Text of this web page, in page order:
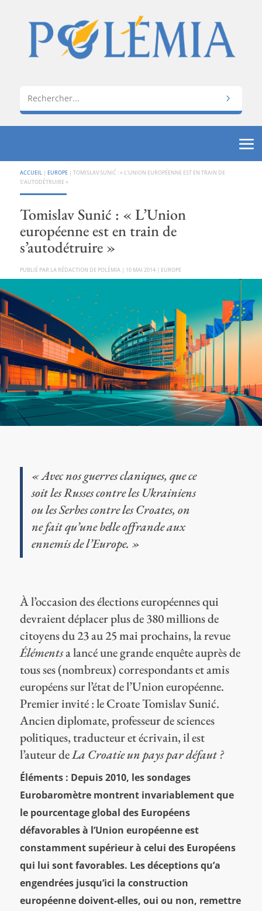
ACCUEIL | EUROPE| TOMISLAV SUNIĆ : « L’UNION EUROPÉENNE EST EN TRAIN DE
S’AUTODÉTRUIRE »
Tomislav Sunić : « L’Union
européenne est en train de
s’autodétruire »
PAR LA RÉDACTION DE POLÉMIA | 10 MAI 2014| EUROPE
« Avec nos guerres claniques, que ce
soit les Russes contre les Ukrainiens
ou les Serbes contre les Croates, on
ne fait qu’une belle offrande aux
ennemis de l’Europe. »
À l’occasion des élections européennes qui
devraient déplacer plus de 380 millions de
citoyens du 23 au 25 mai prochains, la revue
Élémentsa lancé une grande enquête auprès de
tous ses (nombreux) correspondants et amis
européens sur l’état de l’Union européenne.
Premier invité : le Croate Tomislav Sunić.
Ancien diplomate, professeur de sciences
politiques, traducteur et écrivain, il est
l’auteur deLa Croatie un pays par défaut ?
Éléments : Depuis 2010, les sondages
Eurobaromètre montrent invariablement que
le pourcentage global des Européens
défavorables à l’Union européenne est
constamment supérieur à celui des Européens
qui lui sont favorables. Les déceptions qu’a
engendrées jusqu’ici la construction
européenne doivent-elles, oui ou non, remettre